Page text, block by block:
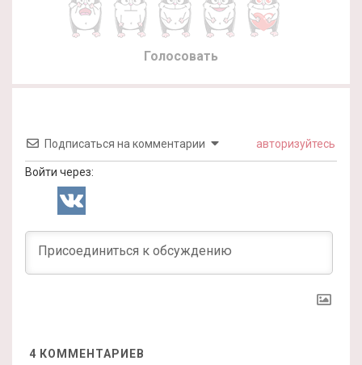
Голосовать
Подписаться на комментарии авторизуйтесь
Войти через:
4 КОММЕНТАРИЕВ